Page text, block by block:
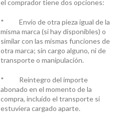
el comprador tiene dos opciones:
* Envío de otra pieza igual de la
misma marca (si hay disponibles) o
similar con las mismas funciones de
otra marca; sin cargo alguno, ni de
transporte o manipulación.
* Reintegro del importe
abonado en el momento de la
compra, incluído el transporte si
estuviera cargado aparte.